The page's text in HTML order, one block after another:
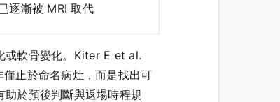
逐漸被 MRI 取代
或軟骨變化。Kiter E et al.
止於命名病灶，而是找出可
於預後判斷與返場時程規